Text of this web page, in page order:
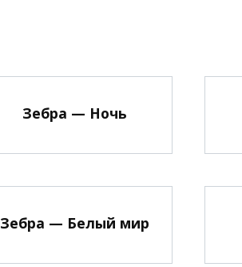
Зебра — Ночь
Зебра — Белый мир